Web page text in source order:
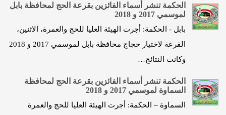
الحكمة تنشر أسماء الفائزين بقرعة الحج لمحافظة بابل
لموسمي 2017 و 2018
بابل - الحكمة: أجرت الهيئة العليا للحج والعمرة، الاثنين،
القرعة لاختيار حجاج محافظة بابل لموسمي 2017 و 2018
وكانت النتائج…
الحكمة تنشر أسماء الفائزين بقرعة الحج لمحافظة
السماوة لموسمي 2017 و 2018
السماوة – الحكمة: أجرت الهيئة العليا للحج والعمرة